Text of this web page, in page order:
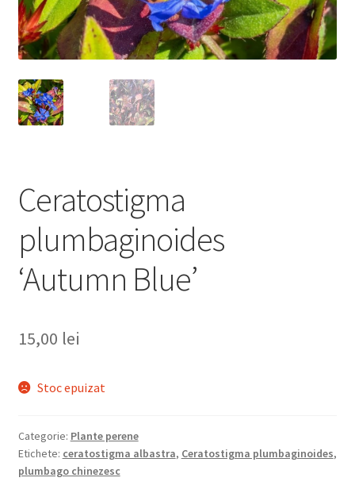
Ceratostigma
plumbaginoides
‘Autumn Blue’
15,00 lei
Stoc epuizat
Categorie: Plante perene
Etichete: ceratostigma albastra, Ceratostigma plumbaginoides,
plumbago chinezesc